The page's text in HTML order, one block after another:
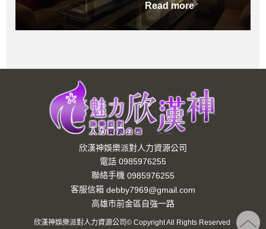
Read more
欣漢神娛樂派對人力資源公司
電話 0985976255
聯絡手機 0985976255
客服信箱 debby7969@gmail.com
高雄市前金區自強一路
欣漢神娛樂派對人力資源公司© Copyright All Rights Reserved